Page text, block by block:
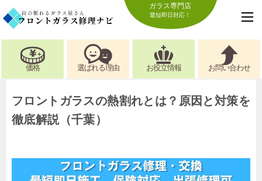
ガラス専門店
最短即日対応！
価格 選ばれる理由 お役立情報 お問い合わせ
フロントガラスの熱割れとは？原因と対策を
徹底解説（千葉）